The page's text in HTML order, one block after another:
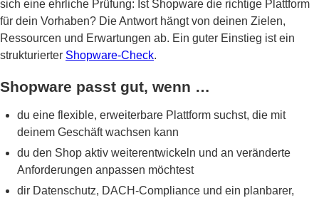
sich eine ehrliche Prüfung: Ist Shopware die richtige Plattform
für dein Vorhaben? Die Antwort hängt von deinen Zielen,
Ressourcen und Erwartungen ab. Ein guter Einstieg ist ein
strukturierter Shopware-Check.
Shopware passt gut, wenn …
du eine flexible, erweiterbare Plattform suchst, die mit
deinem Geschäft wachsen kann
du den Shop aktiv weiterentwickeln und an veränderte
Anforderungen anpassen möchtest
dir Datenschutz, DACH-Compliance und ein planbarer,